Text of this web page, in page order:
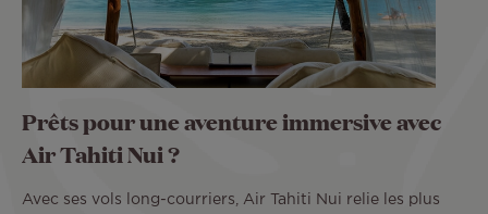
Prêts pour une aventure immersive avec
Air Tahiti Nui ?
Avec ses vols long-courriers, Air Tahiti Nui relie les plus